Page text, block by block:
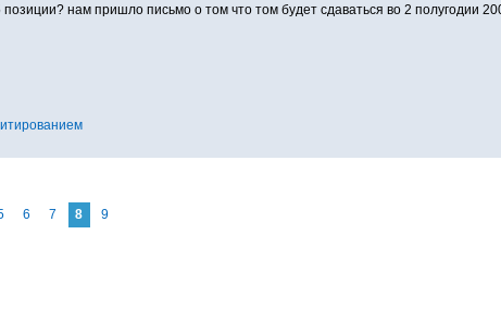
позиции? нам пришло письмо о том что том будет сдаваться во 2 полугодии
6 7 8 9